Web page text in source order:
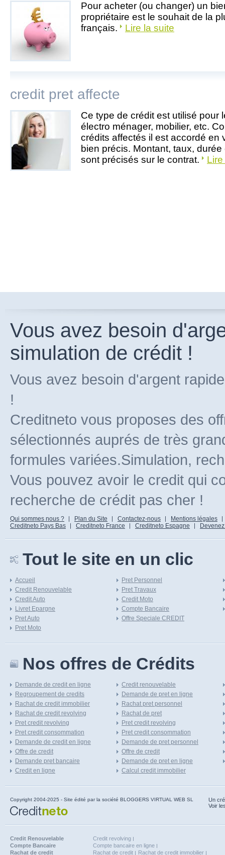
Pour acheter (ou changer) un
propriétaire est le souhait de la
français.
Lire la suite
credit pret affecte
Ce type de crédit est utilisé pour
électro ménager, mobilier, etc.
crédits affectés il est accordé en
bien précis. Montant, taux,
sont précisés sur le contrat.
Vous avez besoin
simulation de crédit !
Vous avez besoin d'argent
!
Creditneto vous proposes des
sélectionnés auprés de très
formules variées.Simulation,
Vous pouvez avoir le credit qui
recherche de crédit pas cher !
Qui sommes nous ? Plan du Site Contactez-nous
Mentions légales
Creditneto Pays Bas
Creditneto France Creditneto Espagne
Tout le site en un clic
Accueil
Credit Renouvelable
Credit Auto
Livret Epargne
Pret Auto
Pret Moto
Pret Personnel
Pret Travaux
Credit Moto
Compte Bancaire
Offre Speciale CREDIT
Nos offres de Crédits
Demande de credit en ligne
Regroupement de credits
Rachat de credit immobilier
Rachat de credit revolving
Pret credit revolving
Pret credit consommation
Demande de credit en ligne
Offre de credit
Demande pret bancaire
Credit en ligne
Credit renouvelable
Demande de pret en ligne
Rachat pret personnel
Rachat de pret
Pret credit revolving
Pret credit consommation
Demande de pret personnel
Offre de credit
Demande de pret en ligne
Calcul credit immobilier
Copyright 2004-2025 - Site édité par la société BLOGGERS VIRTUAL WEB SL
Un
Voir
Credit Renouvelable
Credit revolving
Compte Bancaire
Compte bancaire en ligne
Rachat de credit
Rachat de credit Rachat de credit immobilier